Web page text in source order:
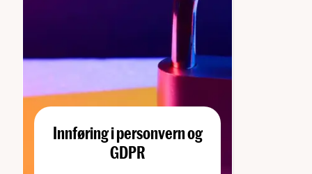
Innføring i personvern og
GDPR